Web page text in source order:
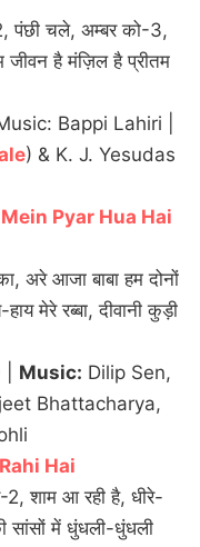
पंछी चले, अम्बर को-3,
जीवन है मंज़िल है प्रीतम
Bappi Lahiri |
) & K. J. Yesudas
Pyar Hua Hai
अरे आजा बाबा हम दोनों
मेरे रब्बा, दीवानी कुड़ी
Music: Dilip Sen,
Bhattacharya,
Hai
2, शाम आ रही है, धीरे-
सांसों में धुंधली-धुंधली